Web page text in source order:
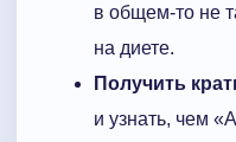
в общем-то не
на диете.
Получить
и узнать, чем